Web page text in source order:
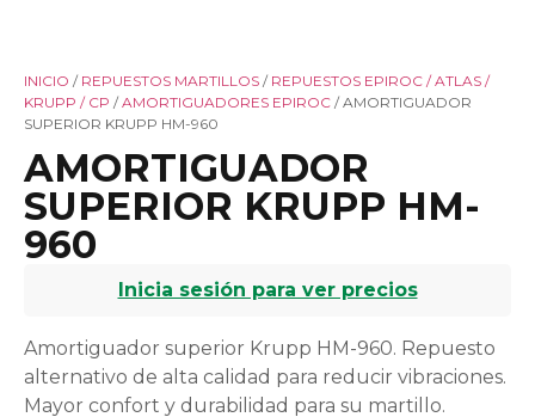
INICIO / REPUESTOS MARTILLOS / REPUESTOS EPIROC / ATLAS /
KRUPP / CP /AMORTIGUADORES EPIROC / AMORTIGUADOR
SUPERIOR KRUPP HM-960
AMORTIGUADOR
SUPERIOR KRUPP HM-
960
Inicia sesión para ver precios
Amortiguador superior Krupp HM-960. Repuesto
alternativo de alta calidad para reducir vibraciones.
Mayor confort y durabilidad para su martillo.